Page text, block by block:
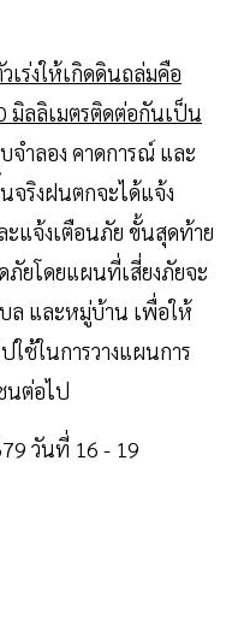
ร่งให้เกิดดินถล่มคือ
มิลลิเมตรติดต่อกันเป็น
จำลอง คาดการณ์ และ
จริงฝนตกจะได้แจ้ง
ะแจ้งเตือนภัย ขั้นสุดท้าย
ยโดยแผนที่เสี่ยงภัยจะ
ล และหมู่บ้าน เพื่อให้
ช้ในการวางแผนการ
นต่อไป
วันที่ 16 - 19